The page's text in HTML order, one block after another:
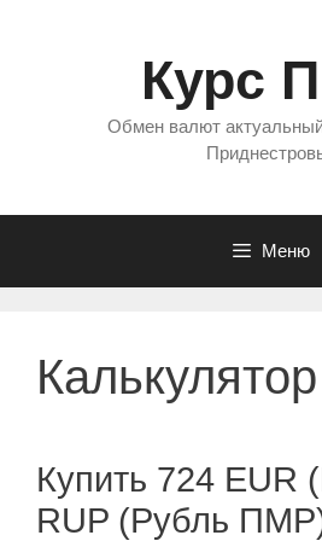
Курс
Обмен валют
Меню
Купить 724 EUR
RUP (Рубль